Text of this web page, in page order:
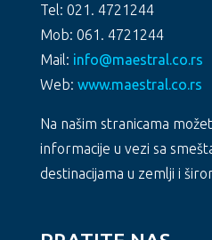
Tel: 021. 4721244
Mob: 061. 4721244
Mail: info@maestral.co.rs
Web: www.maestral.co.rs
Na našim stranicama
informacije u vezi sa
destinacijama u zemlji i